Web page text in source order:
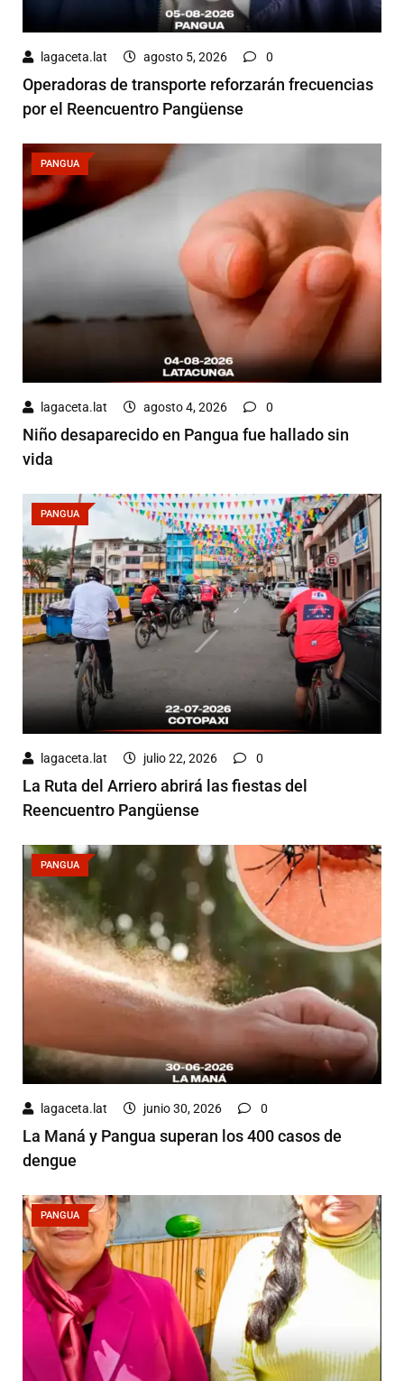
lagaceta.lat agosto 5, 2026 0
Operadoras de transporte reforzarán frecuencias
por el Reencuentro Pangüense
PANGUA
lagaceta.lat agosto 4, 2026 0
Niño desaparecido en Pangua fue hallado sin
vida
PANGUA
lagaceta.lat julio 22, 2026 0
La Ruta del Arriero abrirá las fiestas del
Reencuentro Pangüense
PANGUA
lagaceta.lat junio 30, 2026 0
La Maná y Pangua superan los 400 casos de
dengue
PANGUA